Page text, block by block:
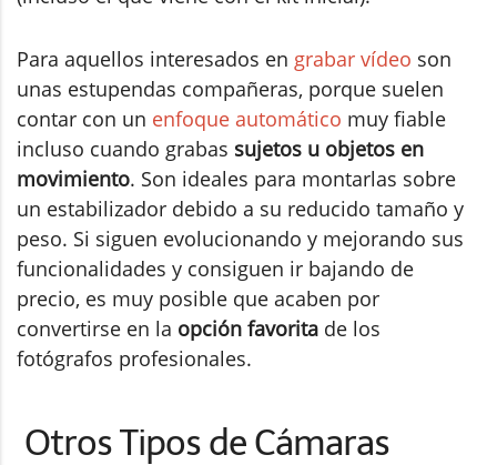
Para aquellos interesados en grabar vídeo son
unas estupendas compañeras, porque suelen
contar con un enfoque automático muy fiable
incluso cuando grabas sujetos u objetos en
movimiento. Son ideales para montarlas sobre
un estabilizador debido a su reducido tamaño y
peso. Si siguen evolucionando y mejorando sus
funcionalidades y consiguen ir bajando de
precio, es muy posible que acaben por
convertirse en la opción favorita de los
fotógrafos profesionales.
Otros Tipos de Cámaras